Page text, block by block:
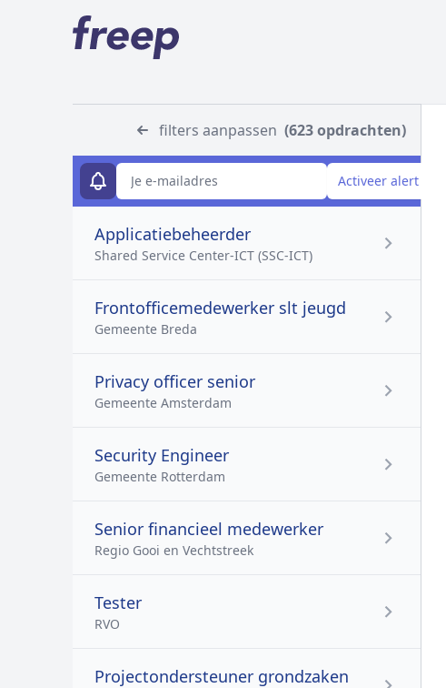
filters aanpassen (623 opdrachten)
E-mailadres
Activeer alert
Applicatiebeheerder
Shared Service Center-ICT (SSC-ICT)
Frontofficemedewerker slt jeugd
Gemeente Breda
Privacy officer senior
Gemeente Amsterdam
Security Engineer
Gemeente Rotterdam
Senior financieel medewerker
Regio Gooi en Vechtstreek
Tester
RVO
Projectondersteuner grondzaken